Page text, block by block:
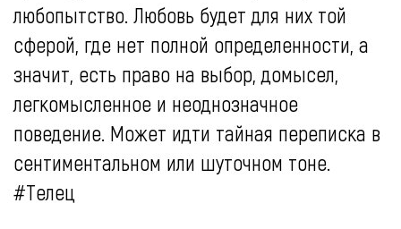
любопытство. Любовь будет для них той
сферой, где нет полной определенности, а
значит, есть право на выбор, домысел,
легкомысленное и неоднозначное
поведение. Может идти тайная переписка в
сентиментальном или шуточном тоне.
#Телец